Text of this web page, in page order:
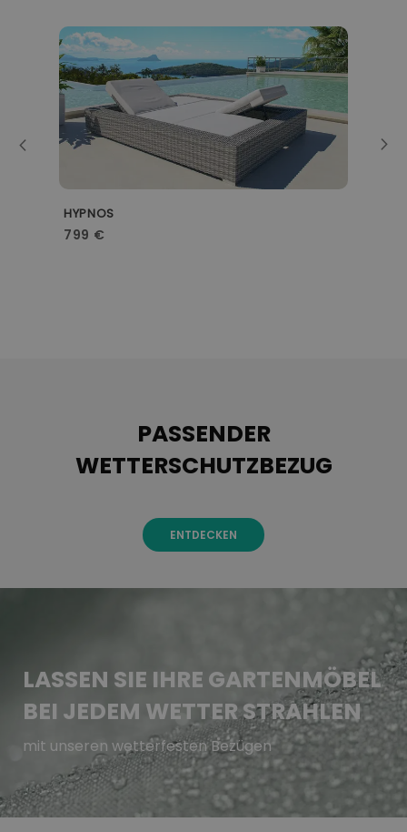
HYPNOS
799 €
PASSENDER
WETTERSCHUTZBEZUG
ENTDECKEN
LASSEN SIE IHRE GARTENMÖBEL
BEI JEDEM WETTER STRAHLEN
mit unseren wetterfesten Bezügen